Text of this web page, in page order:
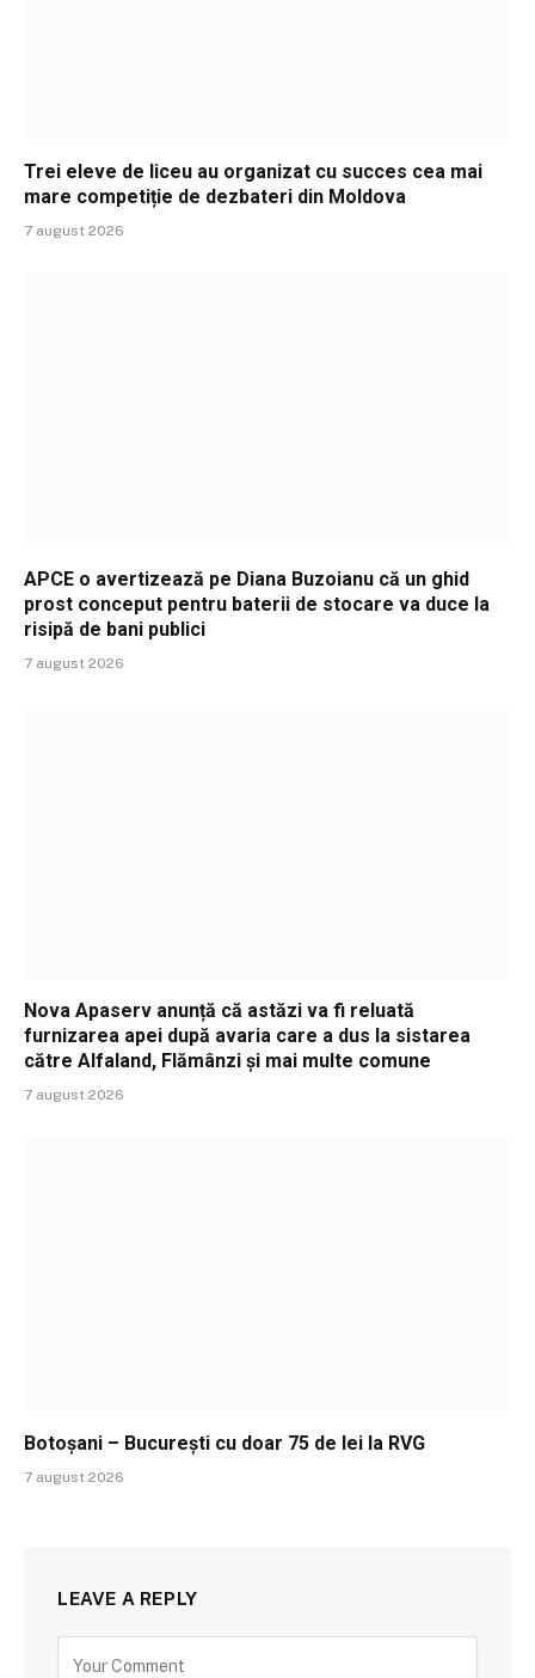
Trei eleve de liceu au organizat cu succes cea mai
mare competiție de dezbateri din Moldova
7 august 2026
APCE o avertizează pe Diana Buzoianu că un ghid
prost conceput pentru baterii de stocare va duce la
risipă de bani publici
7 august 2026
Nova Apaserv anunță că astăzi va fi reluată
furnizarea apei după avaria care a dus la sistarea
către Alfaland, Flămânzi și mai multe comune
7 august 2026
Botoșani – București cu doar 75 de lei la RVG
7 august 2026
LEAVE A REPLY